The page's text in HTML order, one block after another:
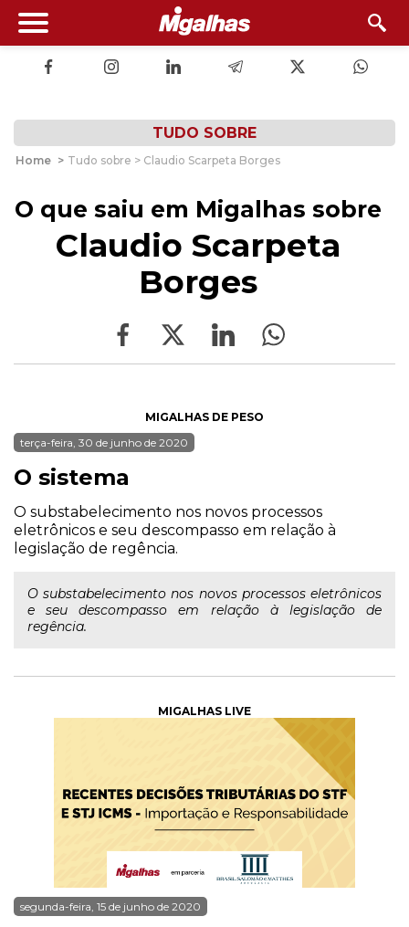
TUDO SOBRE
Home > Tudo sobre > Claudio Scarpeta Borges
O que saiu em Migalhas sobre
Claudio Scarpeta
Borges
MIGALHAS DE PESO
terça-feira, 30 de junho de 2020
O sistema
O substabelecimento nos novos processos
eletrônicos e seu descompasso em relação à
legislação de regência.
O substabelecimento nos novos processos eletrônicos
e seu descompasso em relação à legislação de
regência.
MIGALHAS LIVE
segunda-feira, 15 de junho de 2020